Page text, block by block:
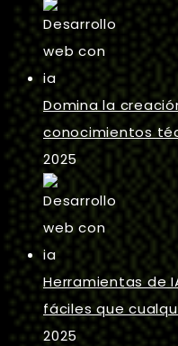
Domina la
conocimientos
2025
Herramientas de
fáciles que
2025